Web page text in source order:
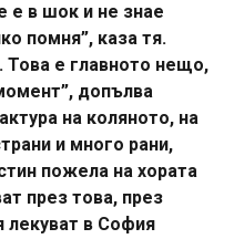
е в шок и не знае
помня”, каза тя.
е главното нещо,
допълва
на коляното, на
и много рани,
пожела на хората
през това, през
лекуват в София